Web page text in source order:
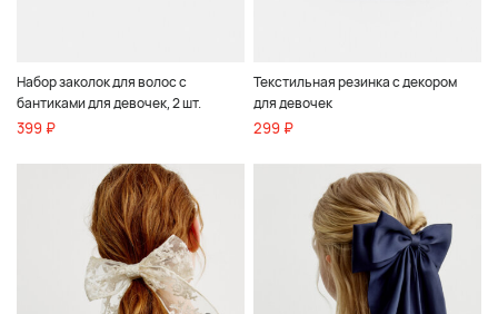
Набор заколок для волос с
бантиками для девочек, 2 шт.
399 ₽
Текстильная резинка с декором
для девочек
299 ₽